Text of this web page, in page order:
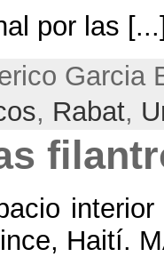
por las
Garcia
, Rabat,
, Haití.